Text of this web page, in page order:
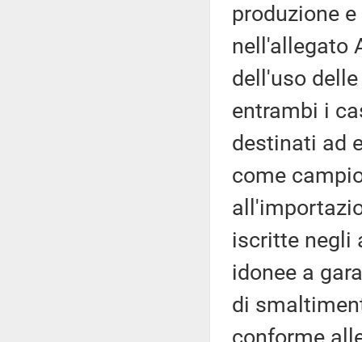
produzione
nell'allegato
dell'uso
entrambi i
destinati ad
come
iscritte negli
idonee a
di